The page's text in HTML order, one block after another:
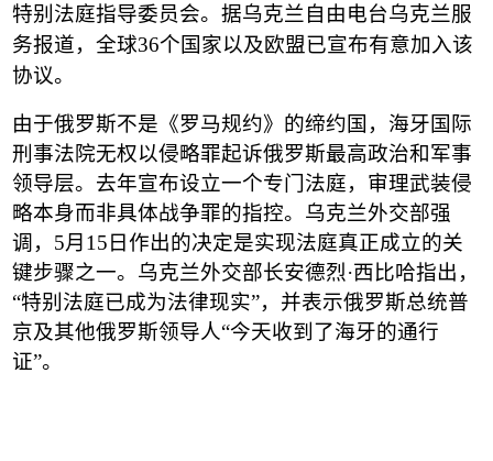
特别法庭指导委员会。据乌克兰自由电台乌克兰服
务报道，全球36个国家以及欧盟已宣布有意加入该
协议。
由于俄罗斯不是《罗马规约》的缔约国，海牙国际
刑事法院无权以侵略罪起诉俄罗斯最高政治和军事
领导层。去年宣布设立一个专门法庭，审理武装侵
略本身而非具体战争罪的指控。乌克兰外交部强
调， 5月 15日作出的决定是实现法庭真正成立的关
键步骤之一。乌克兰外交部长安德烈·西比哈指出，
“特别法庭已成为法律现实”，并表示俄罗斯总统普
京及其他俄罗斯领导人“今天收到了海牙的通行
证”。